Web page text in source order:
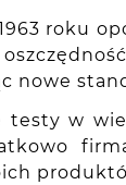
roku
nowe
w